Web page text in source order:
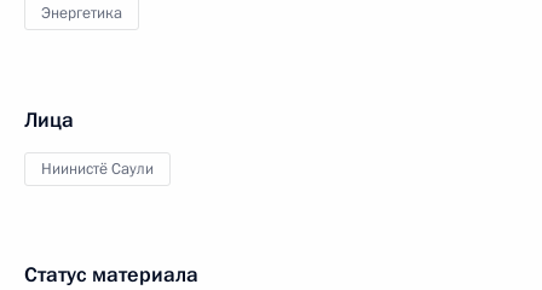
Энергетика
Лица
Ниинистё Саули
Статус материала